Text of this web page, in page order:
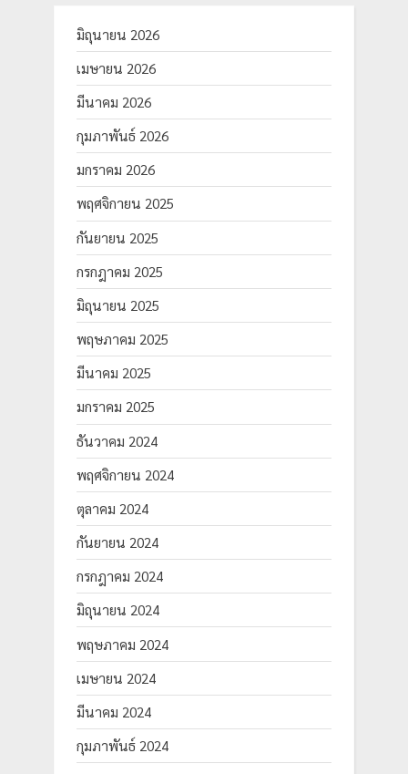
มิถุนายน 2026
เมษายน 2026
มีนาคม 2026
กุมภาพันธ์ 2026
มกราคม 2026
พฤศจิกายน 2025
กันยายน 2025
กรกฎาคม 2025
มิถุนายน 2025
พฤษภาคม 2025
มีนาคม 2025
มกราคม 2025
ธันวาคม 2024
พฤศจิกายน 2024
ตุลาคม 2024
กันยายน 2024
กรกฎาคม 2024
มิถุนายน 2024
พฤษภาคม 2024
เมษายน 2024
มีนาคม 2024
กุมภาพันธ์ 2024